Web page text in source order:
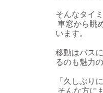
そんなタイ
車窓から眺
います。
移動はバス
るのも魅力
「久しぶり
そんな方に